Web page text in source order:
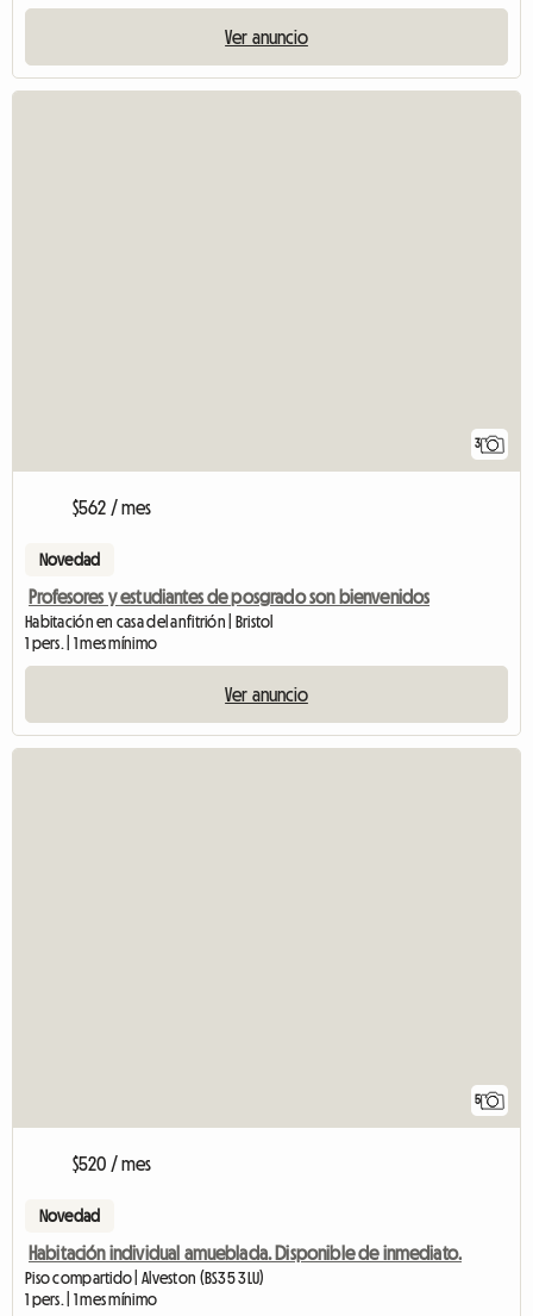
Ver anuncio
3
$562 / mes
Novedad
Profesores y estudiantes de posgrado son bienvenidos
Habitación en casa del anfitrión | Bristol
1 pers. | 1 mes mínimo
Ver anuncio
5
$520 / mes
Novedad
Habitación individual amueblada. Disponible de inmediato.
Piso compartido | Alveston (BS35 3LU)
1 pers. | 1 mes mínimo